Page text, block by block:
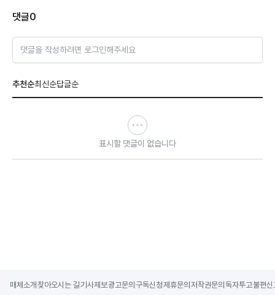
댓글0
댓글을 작성하려면 로그인해주세요
추천순최신순답글순
표시할 댓글이 없습니다
매체소개 찾아오시는 길기사제보광고문의 구독신청제휴문의 저작권문의 독자투고불편신